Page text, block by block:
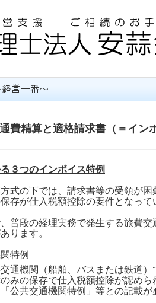
費精算と適格請求書（＝イン
３つのインボイス特例
式の下では、請求書等の受領が
存が仕入税額控除の要件となって
普段の経理実務で発生する旅費
ります。
特例
通機関（船舶、バスまたは鉄道）
みの保存で仕入税額控除が認めら
公共交通機関特例」等との記載が